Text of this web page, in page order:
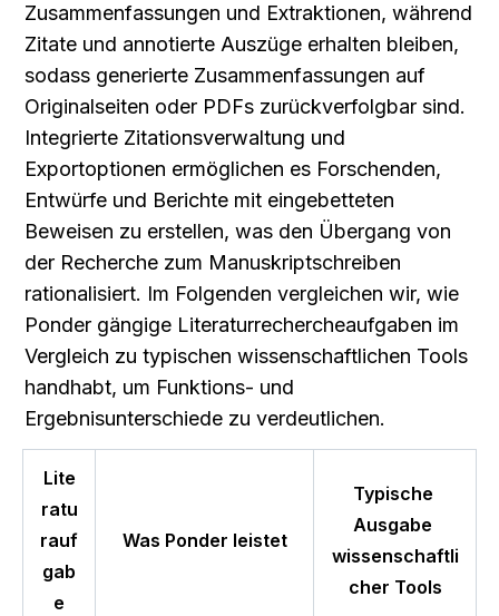
Zusammenfassungen und Extraktionen, während
Zitate und annotierte Auszüge erhalten bleiben,
sodass generierte Zusammenfassungen auf
Originalseiten oder PDFs zurückverfolgbar sind.
Integrierte Zitationsverwaltung und
Exportoptionen ermöglichen es Forschenden,
Entwürfe und Berichte mit eingebetteten
Beweisen zu erstellen, was den Übergang von
der Recherche zum Manuskriptschreiben
rationalisiert. Im Folgenden vergleichen wir, wie
Ponder gängige Literaturrechercheaufgaben im
Vergleich zu typischen wissenschaftlichen Tools
handhabt, um Funktions- und
Ergebnisunterschiede zu verdeutlichen.
Lite
ratu
rauf
gab
e
Was Ponder leistet
Typische
Ausgabe
wissenschaftli
cher Tools